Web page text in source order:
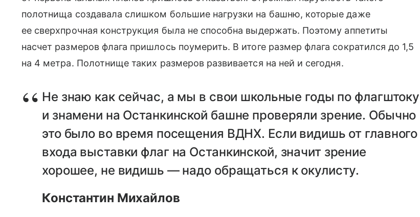
полотнища создавала слишком большие нагрузки на башню, которые даже
ее сверхпрочная конструкция была не способна выдержать. Поэтому аппетиты
насчет размеров флага пришлось поумерить. В итоге размер флага сократился до 1,5
на 4 метра. Полотнище таких размеров развивается на ней и сегодня.
Не знаю как сейчас, а мы в свои школьные годы по флагштоку
и знамени на Останкинской башне проверяли зрение. Обычно
это было во время посещения ВДНХ. Если видишь от главного
входа выставки флаг на Останкинской, значит зрение
хорошее, не видишь — надо обращаться к окулисту.
Константин Михайлов